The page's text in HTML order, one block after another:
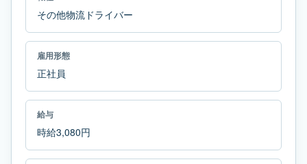
その他物流ドライバー
雇用形態
正社員
給与
時給3,080円